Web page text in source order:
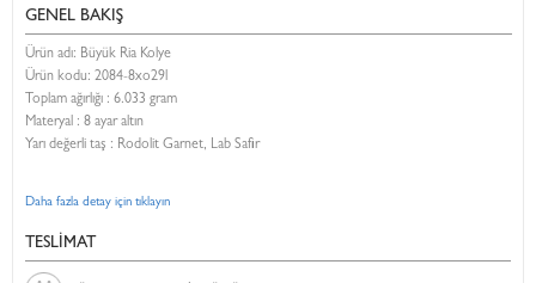
GENEL BAKIŞ
Ürün adı: Büyük Ria Kolye
Ürün kodu: 2084-8xo29l
Toplam ağırlığı : 6.033 gram
Materyal : 8 ayar altın
Yarı değerli taş : Rodolit Garnet, Lab Safir
Daha fazla detay için tıklayın
TESLİMAT